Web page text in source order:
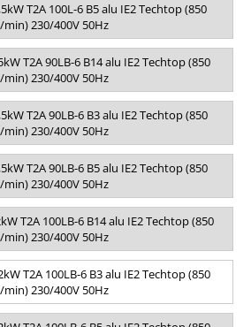
T2A 100L-6 B5 alu IE2 Techtop (850
min) 230/400V 50Hz
T2A 90LB-6 B14 alu IE2 Techtop (850
min) 230/400V 50Hz
T2A 90LB-6 B3 alu IE2 Techtop (850
min) 230/400V 50Hz
T2A 90LB-6 B5 alu IE2 Techtop (850
min) 230/400V 50Hz
T2A 100LB-6 B14 alu IE2 Techtop (850
min) 230/400V 50Hz
T2A 100LB-6 B3 alu IE2 Techtop (850
min) 230/400V 50Hz